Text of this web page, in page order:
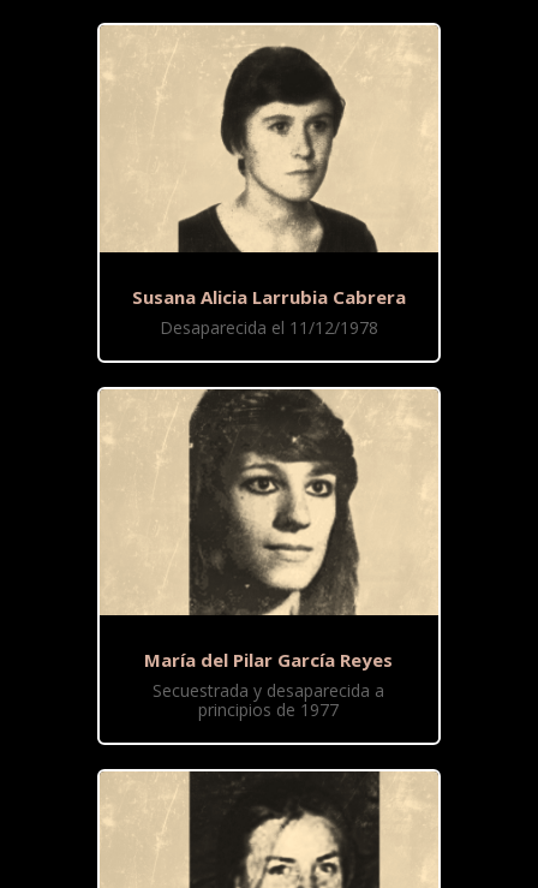
Susana Alicia Larrubia Cabrera
Desaparecida el 11/12/1978
María del Pilar García Reyes
Secuestrada y desaparecida a
principios de 1977